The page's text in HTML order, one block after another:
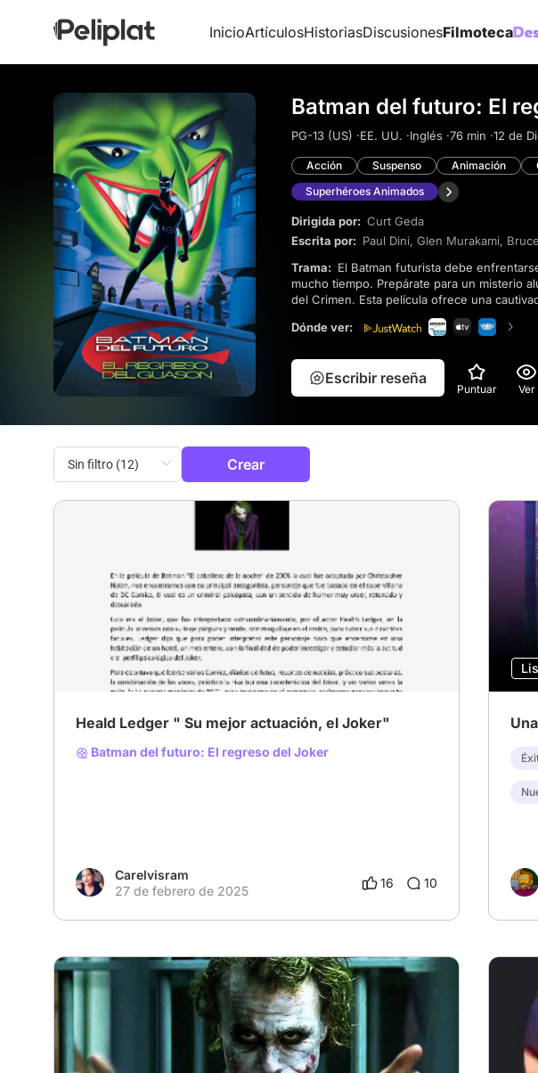
InicioArtículosHistoriasDiscusionesFilmoteca
Batman del futuro: El
PG-13 (US) ·EE. UU. ·Inglés ·76 min ·12 de
Acción Suspenso Animación
Superhéroes Animados
Dirigida por: Curt Geda
Escrita por: Paul Dini, Glen Murakami,
Trama:
mucho tiempo. Prepárate para un misterio
del Crimen. Esta película ofrece una
McGinnis retoma el manto de Batman.
Dónde ver:
Escribir reseña
Puntuar Ver
Crear
# Villano Encantador
Heald Ledger " Su mejor actuación, el Joker"
Batman del futuro: El regreso del Joker
Carelvisram
27 de febrero de 2025
16 10